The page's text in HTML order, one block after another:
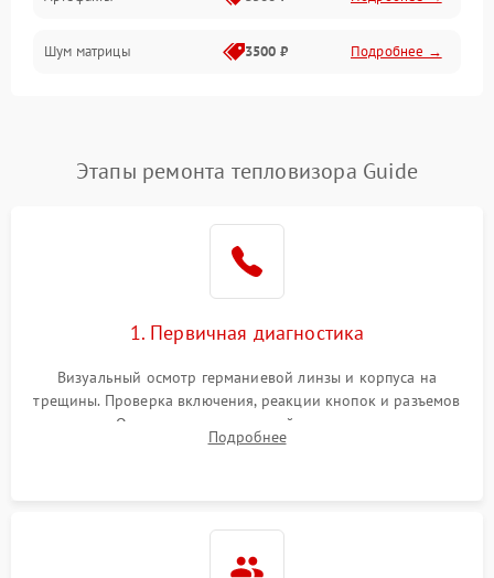
Проблемы питания
Сбои коммуникаций и интерфейсов
Экран (дисплей)
Шум матрицы 3500 ₽ Подробнее →
Этапы ремонта тепловизора Guide
1. Первичная диагностика
Визуальный осмотр германиевой линзы и корпуса на
трещины. Проверка включения, реакции кнопок и разъемов
зарядки. Оценка вывода тепловой сигнатуры на экран,
проверка базовых функций и считывание системных
Подробнее